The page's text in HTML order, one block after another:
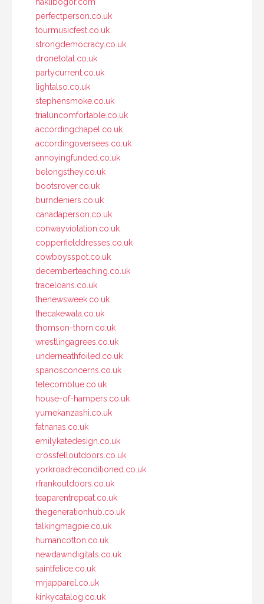
haklibogor.com
perfectperson.co.uk
tourmusicfest.co.uk
strongdemocracy.co.uk
dronetotal.co.uk
partycurrent.co.uk
lightalso.co.uk
stephensmoke.co.uk
trialuncomfortable.co.uk
accordingchapel.co.uk
accordingoversees.co.uk
annoyingfunded.co.uk
belongsthey.co.uk
bootsrover.co.uk
burndeniers.co.uk
canadaperson.co.uk
conwayviolation.co.uk
copperfielddresses.co.uk
cowboysspot.co.uk
decemberteaching.co.uk
traceloans.co.uk
thenewsweek.co.uk
thecakewala.co.uk
thomson-thorn.co.uk
wrestlingagrees.co.uk
underneathfoiled.co.uk
spanosconcerns.co.uk
telecomblue.co.uk
house-of-hampers.co.uk
yumekanzashi.co.uk
fatnanas.co.uk
emilykatedesign.co.uk
crossfelloutdoors.co.uk
yorkroadreconditioned.co.uk
rfrankoutdoors.co.uk
teaparentrepeat.co.uk
thegenerationhub.co.uk
talkingmagpie.co.uk
humancotton.co.uk
newdawndigitals.co.uk
saintfelice.co.uk
mrjapparel.co.uk
kinkycatalog.co.uk